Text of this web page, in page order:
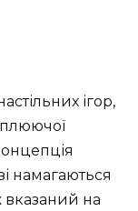
ігор,
намагаються
вказаний на